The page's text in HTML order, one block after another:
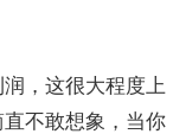
，这很大程度上
不敢想象，当你